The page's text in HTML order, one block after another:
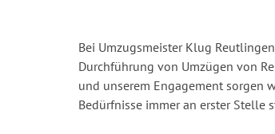
Bei Umzugsmeister Klug
Durchführung von Umzügen von
und unserem Engagement sorgen
Bedürfnisse immer an erster Stelle